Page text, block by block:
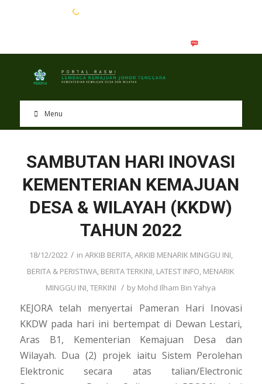
Menu
SAMBUTAN HARI INOVASI
KEMENTERIAN KEMAJUAN
DESA & WILAYAH (KKDW)
TAHUN 2022
18/12/2022 / in ARKIB BERITA,ARKIB MENARIK MINGGU INI,
BERITA & PERISTIWA, BERITA TERKINI, LATEST INFO, MENARIK
MINGGU INI,TERKINI / by Mohd Ilham Bin Yahya
KEJORA telah menyertai Pameran Hari Inovasi
KKDW pada hari ini bertempat di Dewan Lestari,
Aras B1, Kementerian Kemajuan Desa dan
Wilayah. Dua (2) projek iaitu Sistem Perolehan
Elektronic secara atas talian/Electronic